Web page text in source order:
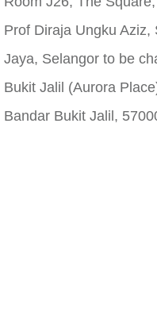
Prof Diraja Ungku
Jaya, Selangor to be
Bukit Jalil (Aurora
Bandar Bukit Jalil,